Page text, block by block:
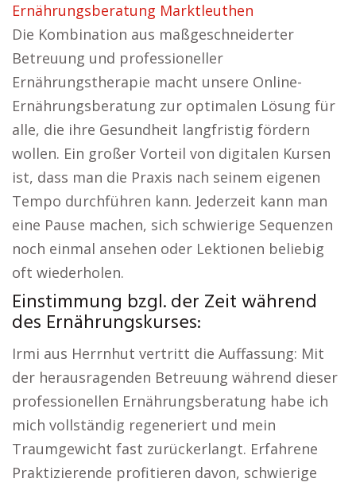
Ernährungsberatung Marktleuthen
Die Kombination aus maßgeschneiderter
Betreuung und professioneller
Ernährungstherapie macht unsere Online-
Ernährungsberatung zur optimalen Lösung für
alle, die ihre Gesundheit langfristig fördern
wollen. Ein großer Vorteil von digitalen Kursen
ist, dass man die Praxis nach seinem eigenen
Tempo durchführen kann. Jederzeit kann man
eine Pause machen, sich schwierige Sequenzen
noch einmal ansehen oder Lektionen beliebig
oft wiederholen.
Einstimmung bzgl. der Zeit während
des Ernährungskurses:
Irmi aus Herrnhut vertritt die Auffassung: Mit
der herausragenden Betreuung während dieser
professionellen Ernährungsberatung habe ich
mich vollständig regeneriert und mein
Traumgewicht fast zurückerlangt. Erfahrene
Praktizierende profitieren davon, schwierige